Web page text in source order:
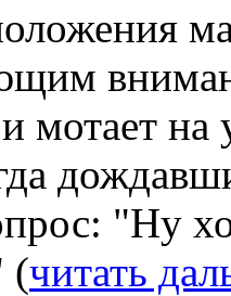
мотает
"Ну
(читать